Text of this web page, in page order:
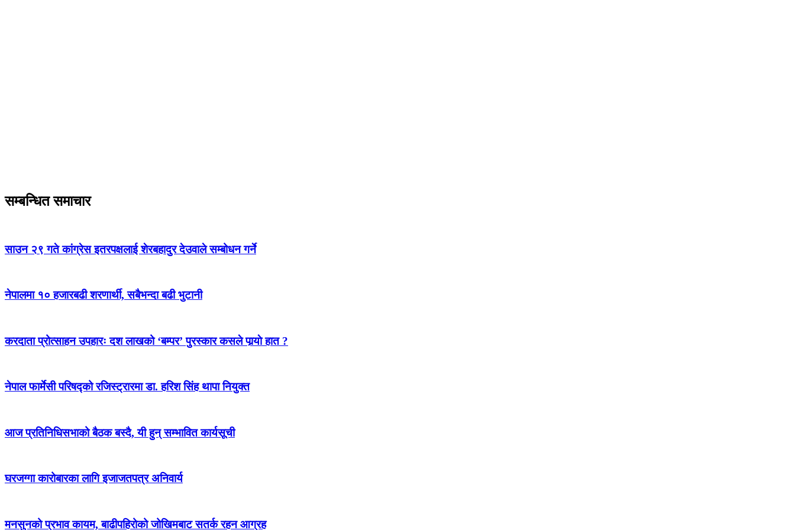
सम्बन्धित समाचार
साउन २९ गते कांग्रेस इतरपक्षलाई शेरबहादुर देउवाले सम्बोधन गर्ने
नेपालमा १० हजारबढी शरणार्थी, सबैभन्दा बढी भुटानी
करदाता प्रोत्साहन उपहारः दश लाखको ‘बम्पर’ पुरस्कार कसले पार्‍याे हात ?
नेपाल फार्मेसी परिषद्को रजिस्ट्रारमा डा. हरिश सिंह थापा नियुक्त
आज प्रतिनिधिसभाको बैठक बस्दै, यी हुन् सम्भावित कार्यसूची
घरजग्गा कारोबारका लागि इजाजतपत्र अनिवार्य
मनसुनको प्रभाव कायम, बाढीपहिरोको जोखिमबाट सतर्क रहन आग्रह